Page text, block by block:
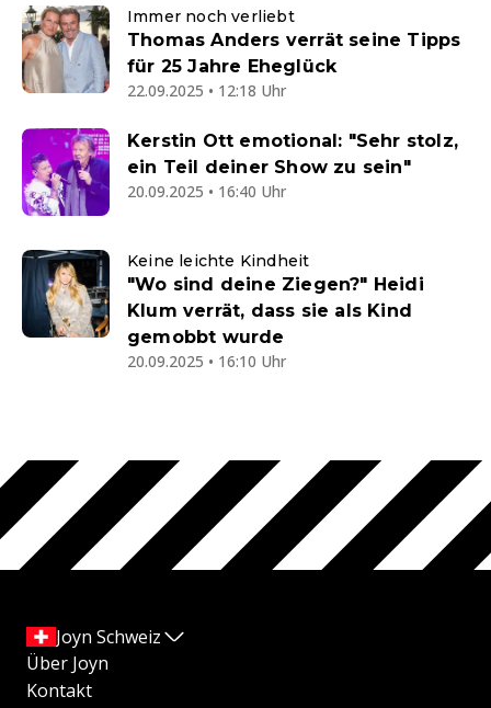
Immer noch verliebt
Thomas Anders verrät seine Tipps
für 25 Jahre Eheglück
22.09.2025 • 12:18 Uhr
Kerstin Ott emotional: "Sehr stolz,
ein Teil deiner Show zu sein"
20.09.2025 • 16:40 Uhr
Keine leichte Kindheit
"Wo sind deine Ziegen?" Heidi
Klum verrät, dass sie als Kind
gemobbt wurde
20.09.2025 • 16:10 Uhr
Joyn Schweiz
Über Joyn
Kontakt